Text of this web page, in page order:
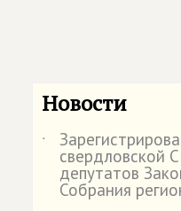
Новости
˙
свердловской
депутатов
Собрания